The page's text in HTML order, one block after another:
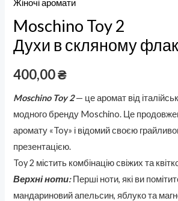
Жіночі аромати
Moschino Toy 2
Духи в скляному
400,00₴
Moschino Toy 2— це аромат від
модного бренду Moschino. Це
аромату «Toy» і відомий своєю
презентацією.
Toy 2 містить комбінацію свіжих та
Верхні ноти:Перші ноти, які ви
мандариновий апельсин, яблуко та